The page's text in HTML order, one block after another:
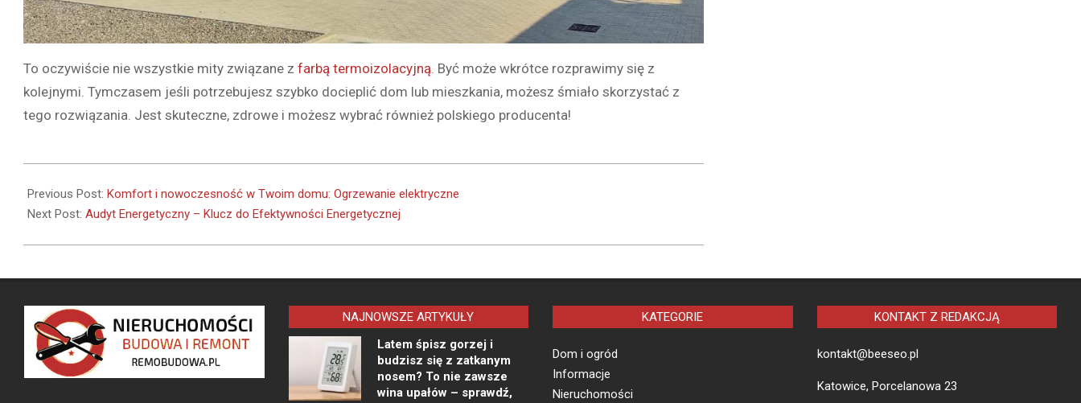
To oczywiście nie wszystkie mity związane z farbą termoizolacyjną . Być może wkrótce rozprawimy się z
kolejnymi. Tymczasem jeśli potrzebujesz szybko docieplić dom lub mieszkania, możesz śmiało skorzystać z
tego rozwiązania. Jest skuteczne, zdrowe i możesz wybrać również polskiego producenta!
02-
08
Previous Post: Komfort i nowoczesność w Twoim domu: Ogrzewanie elektryczne
Next Post: Audyt Energetyczny – Klucz do Efektywności Energetycznej
NAJNOWSZE ARTYKUŁY
Latem śpisz gorzej i
budzisz się z zatkanym
nosem? To nie zawsze
wina upałów – sprawdź,
KATEGORIE
Dom i ogród
Informacje
Nieruchomości
KONTAKT Z REDAKCJĄ
kontakt@beeseo.pl
Katowice, Porcelanowa 23